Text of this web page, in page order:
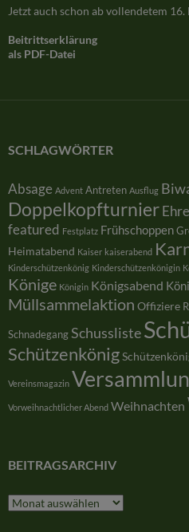
Jetzt auch schon ab vollendetem 16.
Beitrittserklärung
als PDF-Datei
SCHLAGWÖRTER
Absage Advent Antreten Ausflug
Doppelkopfturnier
featured Festplatz Frühschoppen
Heimatabend Kaiser kaiserabend
Kinderschützenkönig Kinderschützenkönigin
Könige Königin Königsabend
Müllsammelaktion Offiziere
SchnadegangSchussliste
Schützenkönig
Vereinsmagazin
Vorweihnachtlicher Abend Weihnachten
BEITRAGSARCHIV
Beitragsarchiv